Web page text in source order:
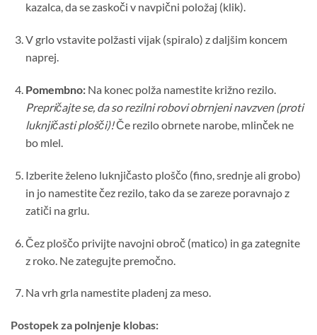
kazalca, da se zaskoči v navpični položaj (klik).
V grlo vstavite polžasti vijak (spiralo) z daljšim koncem
naprej.
Pomembno:Na konec polža namestite križno rezilo.
Prepričajte se, da so rezilni robovi obrnjeni navzven (proti
luknjičasti plošči)!Če rezilo obrnete narobe, mlinček ne
bo mlel.
Izberite želeno luknjičasto ploščo (fino, srednje ali grobo)
in jo namestite čez rezilo, tako da se zareze poravnajo z
zatiči na grlu.
Čez ploščo privijte navojni obroč (matico) in ga zategnite
z roko. Ne zategujte premočno.
Na vrh grla namestite pladenj za meso.
Postopek za polnjenje klobas: